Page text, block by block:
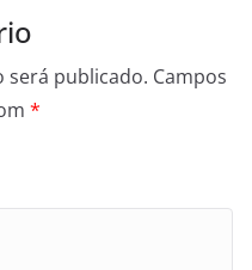
será publicado. Campos
*